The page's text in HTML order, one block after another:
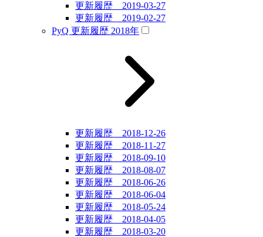
更新履歴 2019-03-27
更新履歴 2019-02-27
PyQ 更新履歴 2018年
更新履歴 2018-12-26
更新履歴 2018-11-27
更新履歴 2018-09-10
更新履歴 2018-08-07
更新履歴 2018-06-26
更新履歴 2018-06-04
更新履歴 2018-05-24
更新履歴 2018-04-05
更新履歴 2018-03-20